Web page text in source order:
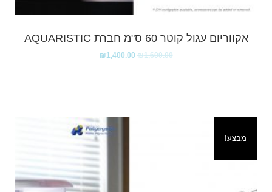
אקווריום עגול קוטר 60 ס"מ חברת AQUARISTIC
₪1,600.00
₪1,400.00
מבצע!